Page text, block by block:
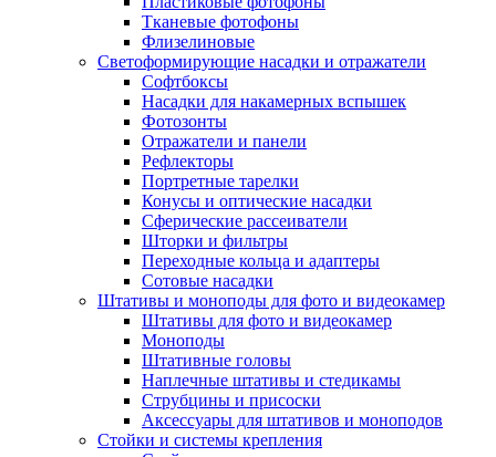
Тканевые фотофоны
Флизелиновые
Светоформирующие насадки и отражатели
Софтбоксы
Насадки для накамерных вспышек
Фотозонты
Отражатели и панели
Рефлекторы
Портретные тарелки
Конусы и оптические насадки
Сферические рассеиватели
Шторки и фильтры
Переходные кольца и адаптеры
Сотовые насадки
Штативы и моноподы для фото и видеокамер
Штативы для фото и видеокамер
Моноподы
Штативные головы
Наплечные штативы и стедикамы
Струбцины и присоски
Аксессуары для штативов и моноподов
Стойки и системы крепления